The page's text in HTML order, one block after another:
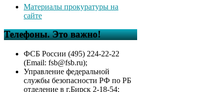
Материалы прокуратуры на
сайте
Телефоны. Это важно!
ФСБ России (495) 224-22-22
(Email: fsb@fsb.ru);
Управление федеральной
службы безопасности РФ по РБ
отделение в г.Бирск 2-18-54;